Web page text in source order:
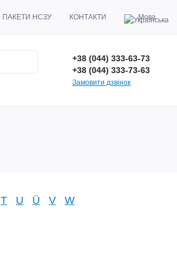
ПАКЕТИ НСЗУ КОНТАКТИ Мова
+38 (044) 333-63-73
+38 (044) 333-73-63
Замовити дзвінок
T U Ü V W